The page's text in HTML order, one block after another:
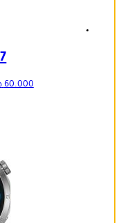
60.000